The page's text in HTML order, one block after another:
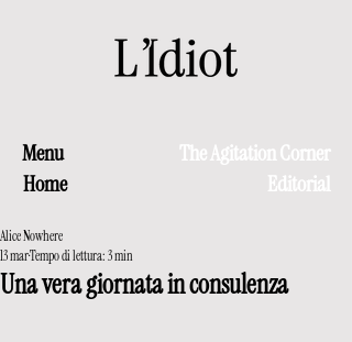
Menu
The Agitation Corner
Home
Editorial
Una vera giornata in consulenza
Alice Nowhere
13 marTempo di lettura: 3 min